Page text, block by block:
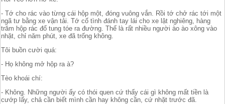
- Tớ cho rác vào từng cái hộp một, đóng vuông vắn. Rồi tớ chở rác tới một
ngã tư bằng xe vận tải. Tớ cố tình đánh tay lái cho xe lật nghiêng, hàng
trăm hộp rác đổ tung tóe ra đường. Thế là rất nhiều người ào ào xông vào
nhặt, chỉ năm phút, xe đã trống không.
Tôi buồn cười quá:
- Họ không mở hộp ra à?
Tèo khoái chí:
- Không. Những người ấy có thói quen cứ thấy cái gì không mất tiền là
cướp lấy, chả cần biết mình cần hay không cần, cứ nhặt trước đã.